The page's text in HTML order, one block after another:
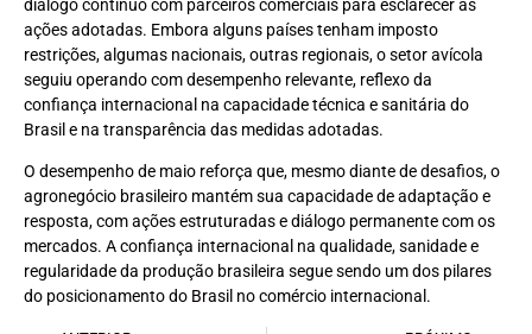
diálogo contínuo com parceiros comerciais para esclarecer as
ações adotadas. Embora alguns países tenham imposto
restrições, algumas nacionais, outras regionais, o setor avícola
seguiu operando com desempenho relevante, reflexo da
confiança internacional na capacidade técnica e sanitária do
Brasil e na transparência das medidas adotadas.
O desempenho de maio reforça que, mesmo diante de desafios, o
agronegócio brasileiro mantém sua capacidade de adaptação e
resposta, com ações estruturadas e diálogo permanente com os
mercados. A confiança internacional na qualidade, sanidade e
regularidade da produção brasileira segue sendo um dos pilares
do posicionamento do Brasil no comércio internacional.